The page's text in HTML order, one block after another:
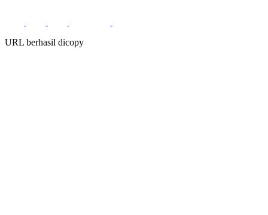
URL berhasil dicopy